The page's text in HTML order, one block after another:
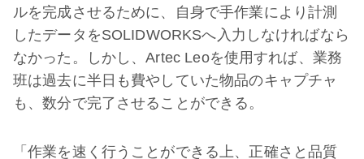
ルを完成させるために、自身で手作業により計測
したデータをSOLIDWORKSへ入力しなければなら
なかった。しかし、Artec Leoを使用すれば、業務
班は過去に半日も費やしていた物品のキャプチャ
も、数分で完了させることができる。
「作業を速く行うことができる上、正確さと品質